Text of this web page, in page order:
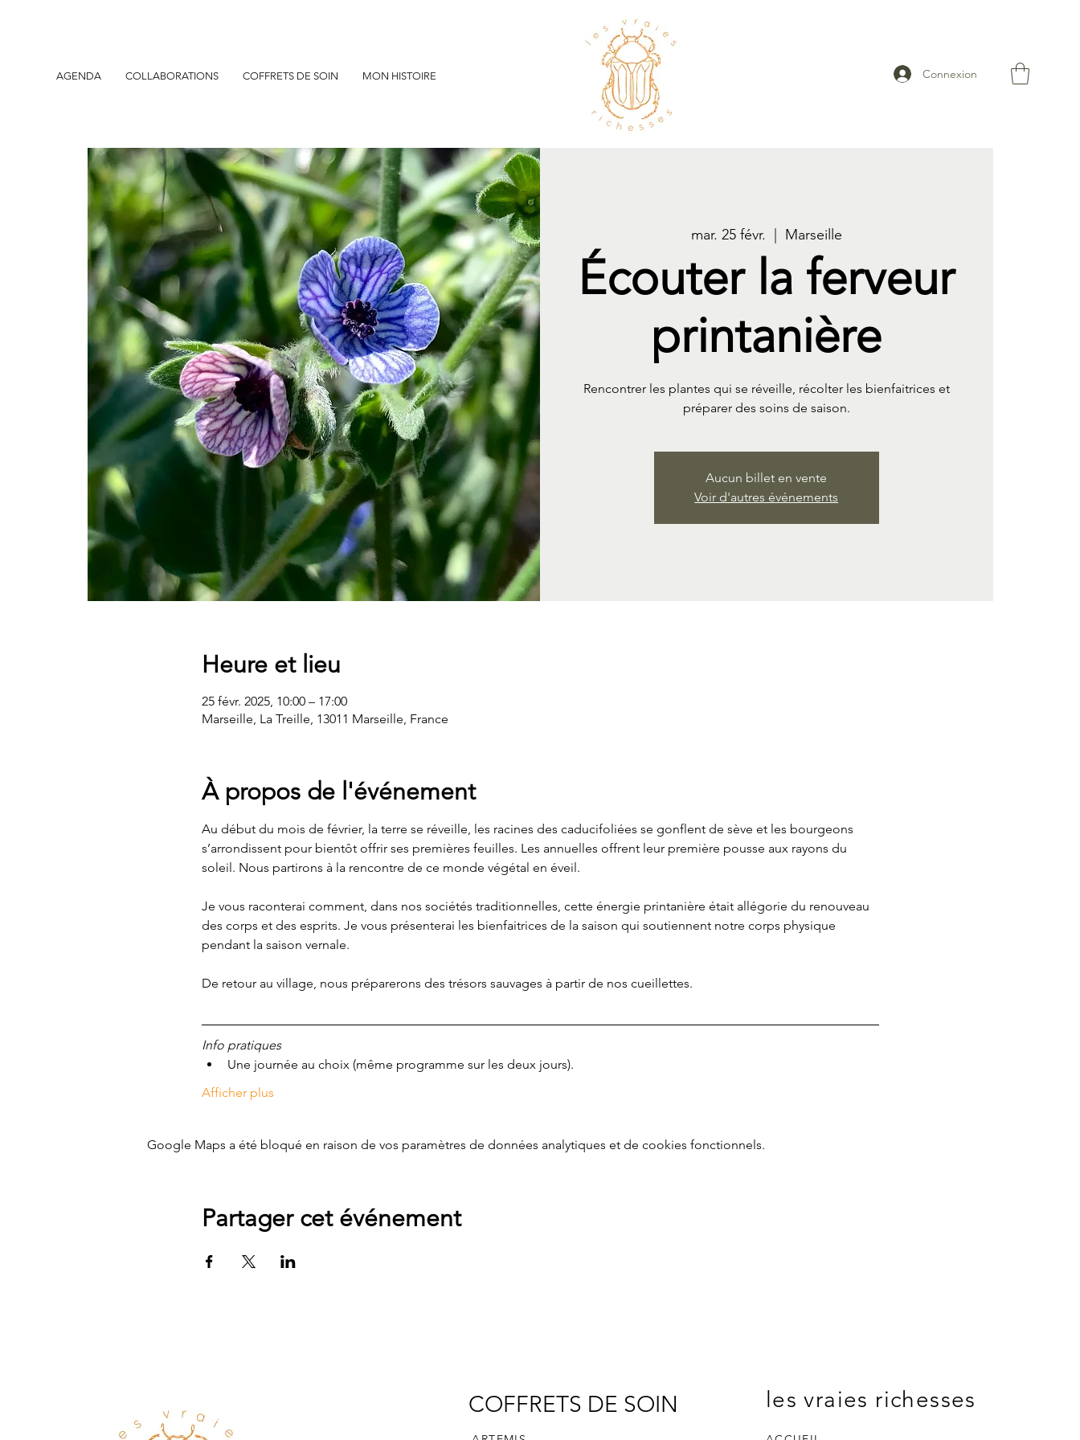
AGENDA COLLABORATIONS COFFRETS DE SOIN MON HISTOIRE Connexion
mar. 25 févr. Marseille
Écouter la ferveur
printanière
Rencontrer les plantes qui se réveille, récolter les bienfaitrices et
préparer des soins de saison.
Aucun billet en vente
Voir d'autres événements
Heure et lieu
25 févr. 2025, 10:00 – 17:00
Marseille, La Treille, 13011 Marseille, France
À propos de l'événement
Au début du mois de février, la terre se réveille, les racines des caducifoliées se gonflent de sève et les bourgeons
s’arrondissent pour bientôt offrir ses premières feuilles. Les annuelles offrent leur première pousse aux rayons du
soleil. Nous partirons à la rencontre de ce monde végétal en éveil.
Je vous raconterai comment, dans nos sociétés traditionnelles, cette énergie printanière était allégorie du renouveau
des corps et des esprits. Je vous présenterai les bienfaitrices de la saison qui soutiennent notre corps physique
pendant la saison vernale.
De retour au village, nous préparerons des trésors sauvages à partir de nos cueillettes.
Info pratiques
Une journée au choix (même programme sur les deux jours).
Afficher plus
Google Maps a été bloqué en raison de vos paramètres de données analytiques et de cookies fonctionnels.
Partager cet événement
COFFRETS DE SOIN les vraies richesses